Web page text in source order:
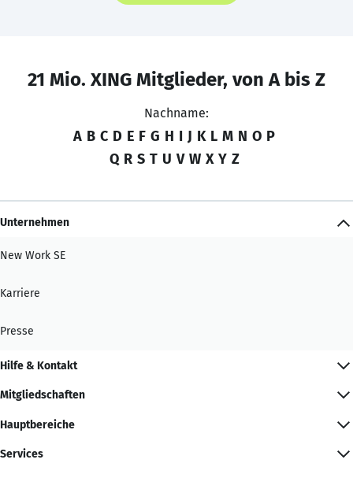
21 Mio. XING Mitglieder, von A bis Z
Nachname:
A B C D E F G H I J K L M N O P
Q R S T U V W X Y Z
Unternehmen
New Work SE
Karriere
Presse
Hilfe & Kontakt
Mitgliedschaften
Hauptbereiche
Services